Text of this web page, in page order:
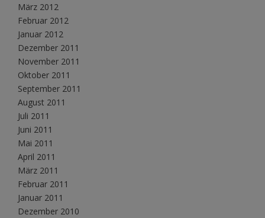
März 2012
Februar 2012
Januar 2012
Dezember 2011
November 2011
Oktober 2011
September 2011
August 2011
Juli 2011
Juni 2011
Mai 2011
April 2011
März 2011
Februar 2011
Januar 2011
Dezember 2010